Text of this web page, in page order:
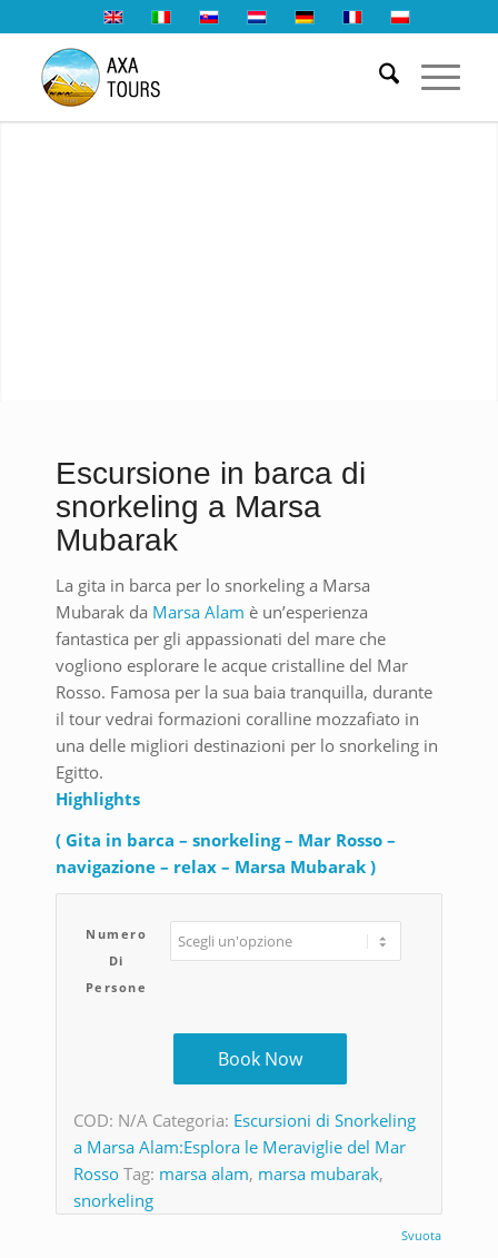
Escursione in barca di
snorkeling a Marsa
Mubarak
La gita in barca per lo snorkeling a Marsa
Mubarak da Marsa Alam è un’esperienza
fantastica per gli appassionati del mare che
vogliono esplorare le acque cristalline del Mar
Rosso. Famosa per la sua baia tranquilla, durante
il tour vedrai formazioni coralline mozzafiato in
una delle migliori destinazioni per lo snorkeling in
Egitto.
Highlights
( Gita in barca – snorkeling – Mar Rosso –
navigazione – relax – Marsa Mubarak )
Numero
Di
Persone
Svuota
Book Now
COD: N/A Categoria: Escursioni di Snorkeling
a Marsa Alam:Esplora le Meraviglie del Mar
Rosso Tag: marsa alam, marsa mubarak,
snorkeling